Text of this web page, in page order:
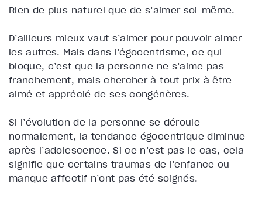
Rien de plus naturel que de s’aimer soi-même.
D’ailleurs mieux vaut s’aimer pour pouvoir aimer
les autres. Mais dans l’égocentrisme, ce qui
bloque, c’est que la personne ne s’aime pas
franchement, mais chercher à tout prix à être
aimé et apprécié de ses congénères.
Si l’évolution de la personne se déroule
normalement, la tendance égocentrique diminue
après l’adolescence. Si ce n’est pas le cas, cela
signifie que certains traumas de l’enfance ou
manque affectif n’ont pas été soignés.